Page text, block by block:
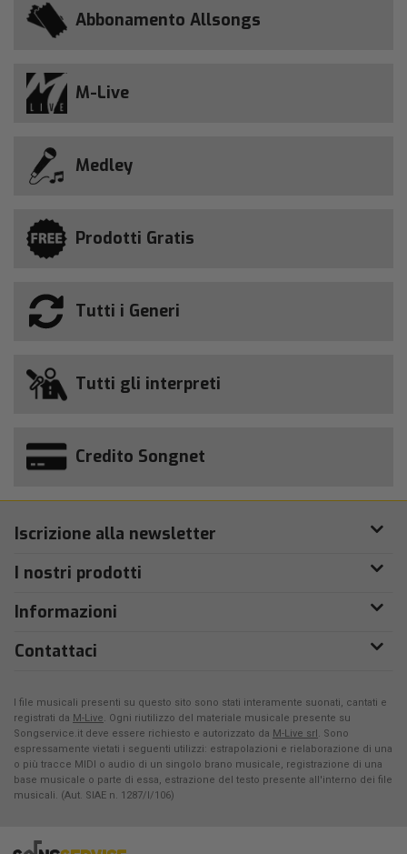
Abbonamento Allsongs
M-Live
Medley
Prodotti Gratis
Tutti i Generi
Tutti gli interpreti
Credito Songnet
Iscrizione alla newsletter
I nostri prodotti
Informazioni
Contattaci
I file musicali presenti su questo sito sono stati interamente suonati, cantati e
registrati da M-Live. Ogni riutilizzo del materiale musicale presente su
Songservice.it deve essere richiesto e autorizzato da M-Live srl. Sono
espressamente vietati i seguenti utilizzi: estrapolazioni e rielaborazione di una
o più tracce MIDI o audio di un singolo brano musicale, registrazione di una
base musicale o parte di essa, estrazione del testo presente all'interno dei file
musicali. (Aut. SIAE n. 1287/I/106)